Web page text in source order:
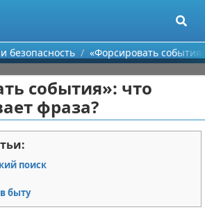
безопасность
«Форсировать
события»: что
фраза?
поиск
быту